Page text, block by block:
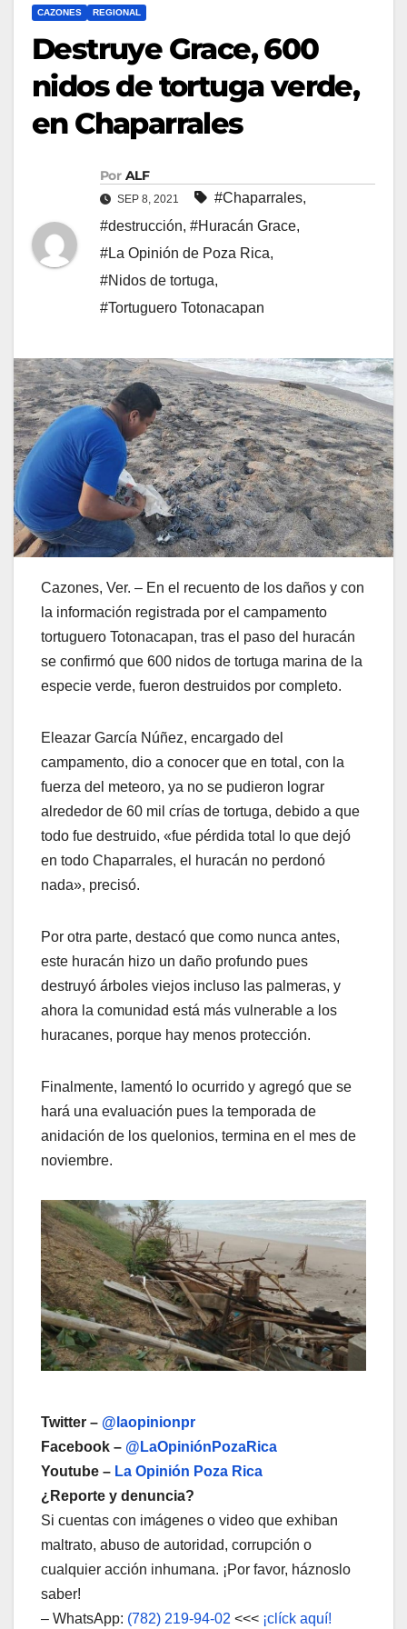
CAZONES REGIONAL
Destruye Grace, 600
nidos de tortuga verde,
en Chaparrales
Por ALF
SEP 8, 2021 #Chaparrales,
#destrucción, #Huracán Grace,
#La Opinión de Poza Rica,
#Nidos de tortuga,
#Tortuguero Totonacapan
Cazones, Ver. – En el recuento de los daños y con
la información registrada por el campamento
tortuguero Totonacapan, tras el paso del huracán
se confirmó que 600 nidos de tortuga marina de la
especie verde, fueron destruidos por completo.
Eleazar García Núñez, encargado del
campamento, dio a conocer que en total, con la
fuerza del meteoro, ya no se pudieron lograr
alrededor de 60 mil crías de tortuga, debido a que
todo fue destruido, «fue pérdida total lo que dejó
en todo Chaparrales, el huracán no perdonó
nada», precisó.
Por otra parte, destacó que como nunca antes,
este huracán hizo un daño profundo pues
destruyó árboles viejos incluso las palmeras, y
ahora la comunidad está más vulnerable a los
huracanes, porque hay menos protección.
Finalmente, lamentó lo ocurrido y agregó que se
hará una evaluación pues la temporada de
anidación de los quelonios, termina en el mes de
noviembre.
Twitter – @laopinionpr
Facebook – @LaOpiniónPozaRica
Youtube – La Opinión Poza Rica
¿Reporte y denuncia?
Si cuentas con imágenes o video que exhiban
maltrato, abuso de autoridad, corrupción o
cualquier acción inhumana. ¡Por favor, háznoslo
saber!
– WhatsApp: (782) 219-94-02 <<< ¡clíck aquí!